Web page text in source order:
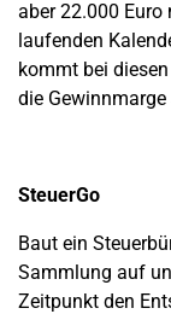
aber 22.000
laufenden
kommt bei
die Gewinnmarge
SteuerGo
Baut ein
Sammlung auf
Zeitpunkt den